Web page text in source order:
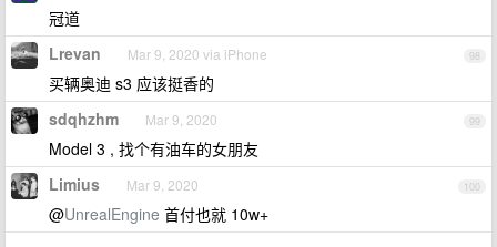
冠道
98
Lrevan Mar 9, 2020 via iPhone
买辆奥迪 s3 应该挺香的
99
sdqhzhm Mar 9, 2020
Model 3 , 找个有油车的女朋友
100
Limius Mar 9, 2020
@UnrealEngine 首付也就 10w+